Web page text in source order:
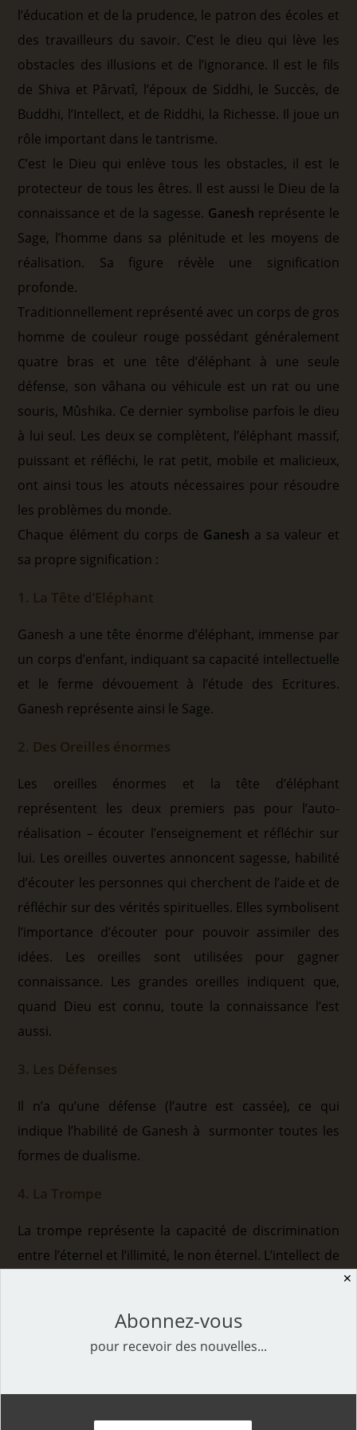
l’éducation et de la prudence, le patron des écoles et
des travailleurs du savoir. C’est le dieu qui lève les
obstacles des illusions et de l’ignorance. Il est le fils
de Shiva et Pârvatî, l’époux de Siddhi, le Succès, de
Buddhi, l’Intellect, et de Riddhi, la Richesse. Il joue un
rôle important dans le tantrisme.
C’est le Dieu qui enlève tous les obstacles, il est le
protecteur de tous les êtres. Il est aussi le Dieu de la
connaissance et de la sagesse. Ganesh représente le
Sage, l’homme dans sa plénitude et les moyens de
réalisation. Sa figure révèle une signification
profonde.
Traditionnellement représenté avec un corps de gros
homme de couleur rouge possédant généralement
quatre bras et une tête d’éléphant à une seule
défense, son vâhana ou véhicule est un rat ou une
souris, Mûshika. Ce dernier symbolise parfois le dieu
à lui seul. Les deux se complètent, l’éléphant massif,
puissant et réfléchi, le rat petit, mobile et malicieux,
ont ainsi tous les atouts nécessaires pour résoudre
les problèmes du monde.
Chaque élément du corps de Ganesh a sa valeur et
sa propre signification :
1. La Tête d’Eléphant
Ganesh a une tête énorme d’éléphant, immense par
un corps d’enfant, indiquant sa capacité intellectuelle
et le ferme dévouement à l’étude des Ecritures.
Ganesh représente ainsi le Sage.
2. Des Oreilles énormes
Les oreilles énormes et la tête d’éléphant
représentent les deux premiers pas pour l’auto-
réalisation – écouter l’enseignement et réfléchir sur
lui. Les oreilles ouvertes annoncent sagesse, habilité
d’écouter les personnes qui cherchent de l’aide et de
réfléchir sur des vérités spirituelles. Elles symbolisent
l’importance d’écouter pour pouvoir assimiler des
idées. Les oreilles sont utilisées pour gagner
connaissance. Les grandes oreilles indiquent que,
quand Dieu est connu, toute la connaissance l’est
aussi.
3. Les Défenses
Il n’a qu’une défense (l’autre est cassée), ce qui
indique l’habilité de Ganesh à surmonter toutes les
formes de dualisme.
4. La Trompe
La trompe représente la capacité de discrimination
entre l’éternel et l’illimité, le non éternel. L’intellect de
affecté par ces paires d’opposés (froid – chaleur,
plaisir – douleur, joie – tristesse, etc.), car il a atteint
✕
Abonnez-vous
pour recevoir des nouvelles...